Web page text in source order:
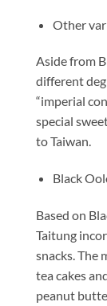
Other
Aside from
different
“imperial
special
to Taiwan.
Black
Based on
Taitung
snacks. The
tea cakes
peanut